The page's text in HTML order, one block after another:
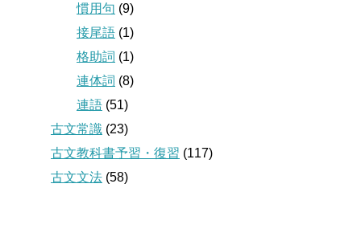
慣用句 (9)
接尾語 (1)
格助詞 (1)
連体詞 (8)
連語 (51)
古文常識 (23)
古文教科書予習・復習 (117)
古文文法 (58)